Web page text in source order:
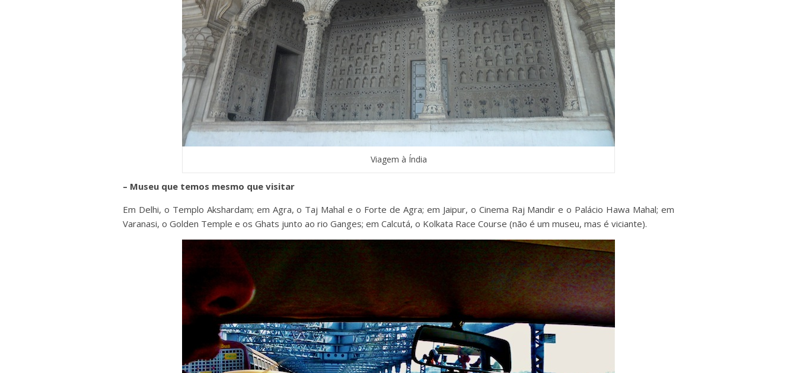
Viagem à Índia
– Museu que temos mesmo que visitar
Em Delhi, o Templo Akshardam; em Agra, o Taj Mahal e o Forte de Agra; em Jaipur, o Cinema Raj Mandir e o Palácio Hawa Mahal; em
Varanasi, o Golden Temple e os Ghats junto ao rio Ganges; em Calcutá, o Kolkata Race Course (não é um museu, mas é viciante).